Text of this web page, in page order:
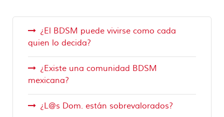
¿El BDSM puede vivirse como cada
quien lo decida?
¿Existe una comunidad BDSM
mexicana?
¿L@s Dom. están sobrevalorados?